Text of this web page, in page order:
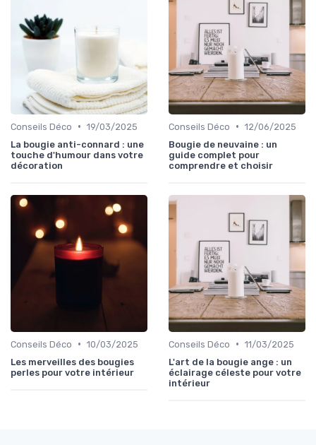
Conseils Déco • 19/03/2025
La bougie anti-connard : une
touche d'humour dans votre
décoration
Conseils Déco • 12/06/2025
Bougie de neuvaine : un
guide complet pour
comprendre et choisir
Conseils Déco • 10/03/2025
Les merveilles des bougies
perles pour votre intérieur
Conseils Déco • 11/03/2025
L'art de la bougie ange : un
éclairage céleste pour votre
intérieur